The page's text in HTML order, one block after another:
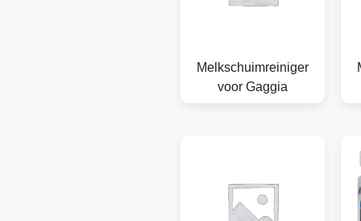
Melkschuimreiniger
voor Gaggia